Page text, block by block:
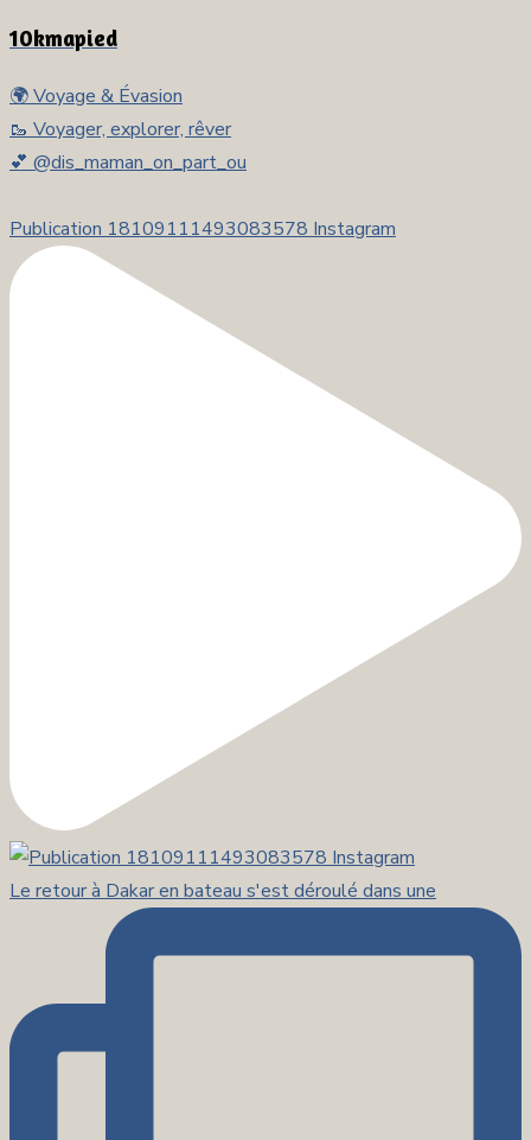
10kmapied
🌍 Voyage & Évasion
🥾 Voyager, explorer, rêver
💕 @dis_maman_on_part_ou
Publication 18109111493083578 Instagram
Le retour à Dakar en bateau s'est déroulé dans une